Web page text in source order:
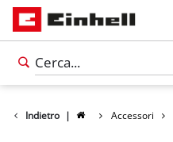
Indietro | Accessori